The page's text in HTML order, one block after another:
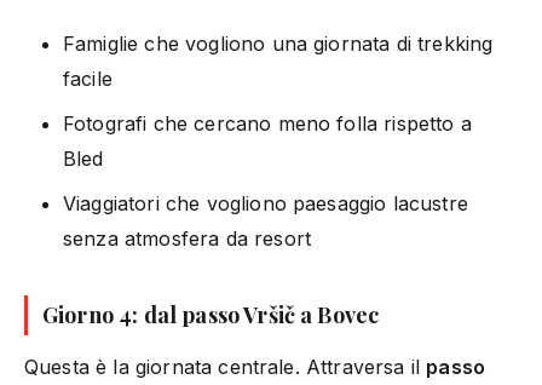
Famiglie che vogliono una giornata di trekking
facile
Fotografi che cercano meno folla rispetto a
Bled
Viaggiatori che vogliono paesaggio lacustre
senza atmosfera da resort
Giorno 4: dal passo Vršič a Bovec
Questa è la giornata centrale. Attraversa il passo